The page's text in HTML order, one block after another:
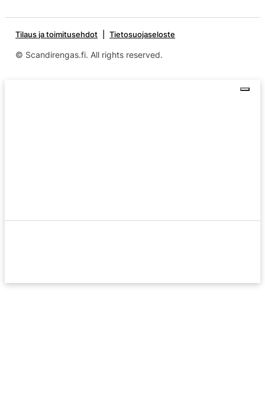
Tilaus ja toimitusehdot Tietosuojaseloste
© Scandirengas.fi. All rights reserved.